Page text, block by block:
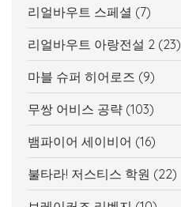
리얼바우트 스페셜 (7)
리얼바우트 아랑전설 2 (23)
마블 슈퍼 히어로즈 (9)
무쌍 어비스 공략 (103)
뱀파이어 세이비어 (16)
불타라! 저스티스 학원 (22)